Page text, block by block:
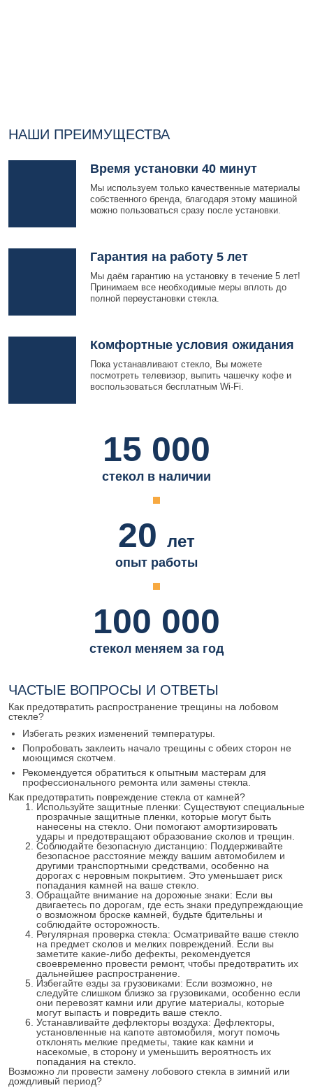
НАШИ ПРЕИМУЩЕСТВА
Время установки 40 минут
Мы используем только качественные материалы
собственного бренда, благодаря этому машиной
можно пользоваться сразу после установки.
Гарантия на работу 5 лет
Мы даём гарантию на установку в течение 5 лет!
Принимаем все необходимые меры вплоть до
полной переустановки стекла.
Комфортные условия ожидания
Пока устанавливают стекло, Вы можете
посмотреть телевизор, выпить чашечку кофе и
воспользоваться бесплатным Wi-Fi.
15 000
стекол в наличии
20 лет
опыт работы
100 000
стекол меняем за год
ЧАСТЫЕ ВОПРОСЫ И ОТВЕТЫ
Как предотвратить распространение трещины на лобовом
стекле?
Избегать резких изменений температуры.
Попробовать заклеить начало трещины с обеих сторон не
моющимся скотчем.
Рекомендуется обратиться к опытным мастерам для
профессионального ремонта или замены стекла.
Как предотвратить повреждение стекла от камней?
Используйте защитные пленки: Существуют специальные
прозрачные защитные пленки, которые могут быть
нанесены на стекло. Они помогают амортизировать
удары и предотвращают образование сколов и трещин.
Соблюдайте безопасную дистанцию: Поддерживайте
безопасное расстояние между вашим автомобилем и
другими транспортными средствами, особенно на
дорогах с неровным покрытием. Это уменьшает риск
попадания камней на ваше стекло.
Обращайте внимание на дорожные знаки: Если вы
двигаетесь по дорогам, где есть знаки предупреждающие
о возможном броске камней, будьте бдительны и
соблюдайте осторожность.
Регулярная проверка стекла: Осматривайте ваше стекло
на предмет сколов и мелких повреждений. Если вы
заметите какие-либо дефекты, рекомендуется
своевременно провести ремонт, чтобы предотвратить их
дальнейшее распространение.
Избегайте езды за грузовиками: Если возможно, не
следуйте слишком близко за грузовиками, особенно если
они перевозят камни или другие материалы, которые
могут выпасть и повредить ваше стекло.
Устанавливайте дефлекторы воздуха: Дефлекторы,
установленные на капоте автомобиля, могут помочь
отклонять мелкие предметы, такие как камни и
насекомые, в сторону и уменьшить вероятность их
попадания на стекло.
Возможно ли провести замену лобового стекла в зимний или
дождливый период?